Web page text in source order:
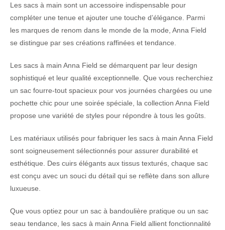
Les sacs à main sont un accessoire indispensable pour
compléter une tenue et ajouter une touche d’élégance. Parmi
les marques de renom dans le monde de la mode, Anna Field
se distingue par ses créations raffinées et tendance.
Les sacs à main Anna Field se démarquent par leur design
sophistiqué et leur qualité exceptionnelle. Que vous recherchiez
un sac fourre-tout spacieux pour vos journées chargées ou une
pochette chic pour une soirée spéciale, la collection Anna Field
propose une variété de styles pour répondre à tous les goûts.
Les matériaux utilisés pour fabriquer les sacs à main Anna Field
sont soigneusement sélectionnés pour assurer durabilité et
esthétique. Des cuirs élégants aux tissus texturés, chaque sac
est conçu avec un souci du détail qui se reflète dans son allure
luxueuse.
Que vous optiez pour un sac à bandoulière pratique ou un sac
seau tendance, les sacs à main Anna Field allient fonctionnalité